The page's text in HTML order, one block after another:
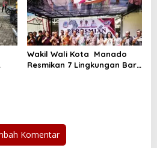
Wakil Wali Kota Manado
Resmikan 7 Lingkungan Baru
Komentar